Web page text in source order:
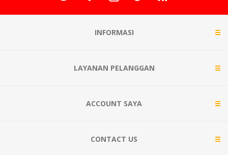
INFORMASI
LAYANAN PELANGGAN
ACCOUNT SAYA
CONTACT US